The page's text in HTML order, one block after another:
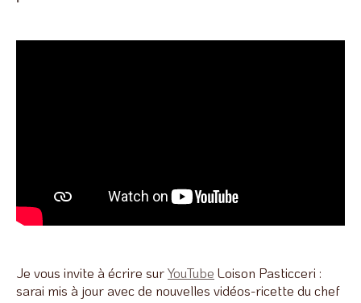
Je vous invite à écrire surYouTube Loison Pasticceri :
sarai mis à jour avec de nouvelles vidéos-ricette du chef